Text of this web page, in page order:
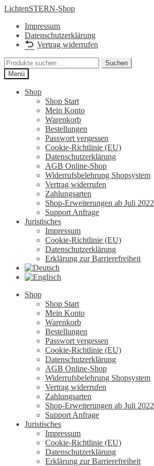
Zur
springen
Zum
springen
LichtenSTERN-Shop
Impressum
Datenschutzerklärung
Vertrag widerrufen
Suchen
nach:
Suchen
Menü
Shop
Shop Start
Mein Konto
Warenkorb
Bestellungen
Passwort vergessen
Cookie-Richtlinie (EU)
Datenschutzerklärung
AGB Online-Shop
Widerrufsbelehrung Shopsystem
Vertrag widerrufen
Zahlungsarten
Shop-Erweiterungen ab Juli 2022
Support Anfrage
Juristisches
Impressum
Cookie-Richtlinie (EU)
Datenschutzerklärung
Erklärung zur Barrierefreiheit
Shop
Shop Start
Mein Konto
Warenkorb
Bestellungen
Passwort vergessen
Cookie-Richtlinie (EU)
Datenschutzerklärung
AGB Online-Shop
Widerrufsbelehrung Shopsystem
Vertrag widerrufen
Zahlungsarten
Shop-Erweiterungen ab Juli 2022
Support Anfrage
Juristisches
Impressum
Cookie-Richtlinie (EU)
Datenschutzerklärung
Erklärung zur Barrierefreiheit